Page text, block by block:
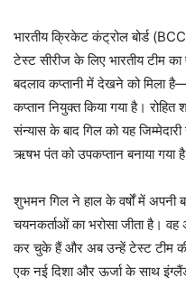
भारतीय क्रिकेट कंट्रोल बोर्ड
टेस्ट सीरीज के लिए भारतीय टीम
बदलाव कप्तानी में देखने को मिला
कप्तान नियुक्त किया गया है।
संन्यास के बाद गिल को यह
ऋषभ पंत को उपकप्तान बनाया गया
शुभमन गिल ने हाल के वर्षों में अपनी
चयनकर्ताओं का भरोसा जीता है।
कर चुके हैं और अब उन्हें टेस्ट टीम की
एक नई दिशा और ऊर्जा के साथ